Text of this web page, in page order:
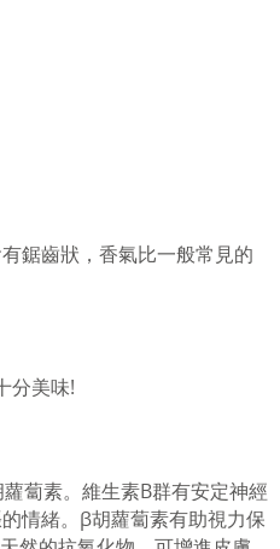
鋸齒狀，香氣比一般常見的
分美味!
蔔素。維生素B群有安定神經
情緒。β胡蘿蔔素有助視力保